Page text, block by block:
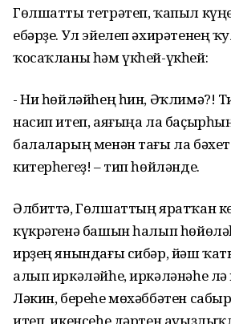
Гөлшатты тетрәтеп, ҡапыл
ебәрҙе. Ул эйелеп әхирәтенең
ҡосаҡланы һәм үкһей-үкһей:
- Ни һөйләйһең һин, Әҡлимә?!
насип итеп, аяғыңа ла
балаларың менән тағы ла
китерһегеҙ! – тип һөйләнде.
Әлбиттә, Гөлшаттың яратҡан
күкрәгенә башын һалып
ирҙең янындағы сибәр, йәш
алып иркәләйһе, иркәләнәһе лә
Ләкин, береһе мөхәббәтен